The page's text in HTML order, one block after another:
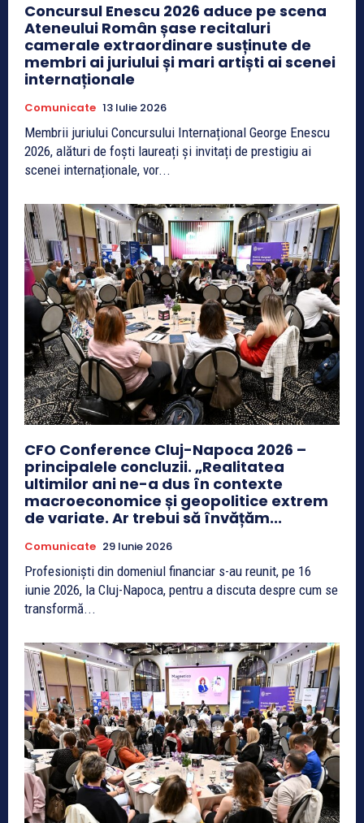
Concursul Enescu 2026 aduce pe scena
Ateneului Român șase recitaluri
camerale extraordinare susținute de
membri ai juriului și mari artiști ai scenei
internaționale
Comunicate 13 Iulie 2026
Membrii juriului Concursului Internațional George Enescu
2026, alături de foști laureați și invitați de prestigiu ai
scenei internaționale, vor...
CFO Conference Cluj-Napoca 2026 –
principalele concluzii. „Realitatea
ultimilor ani ne-a dus în contexte
macroeconomice și geopolitice extrem
de variate. Ar trebui să învățăm...
Comunicate 29 Iunie 2026
Profesioniști din domeniul financiar s-au reunit, pe 16
iunie 2026, la Cluj-Napoca, pentru a discuta despre cum se
transformă...